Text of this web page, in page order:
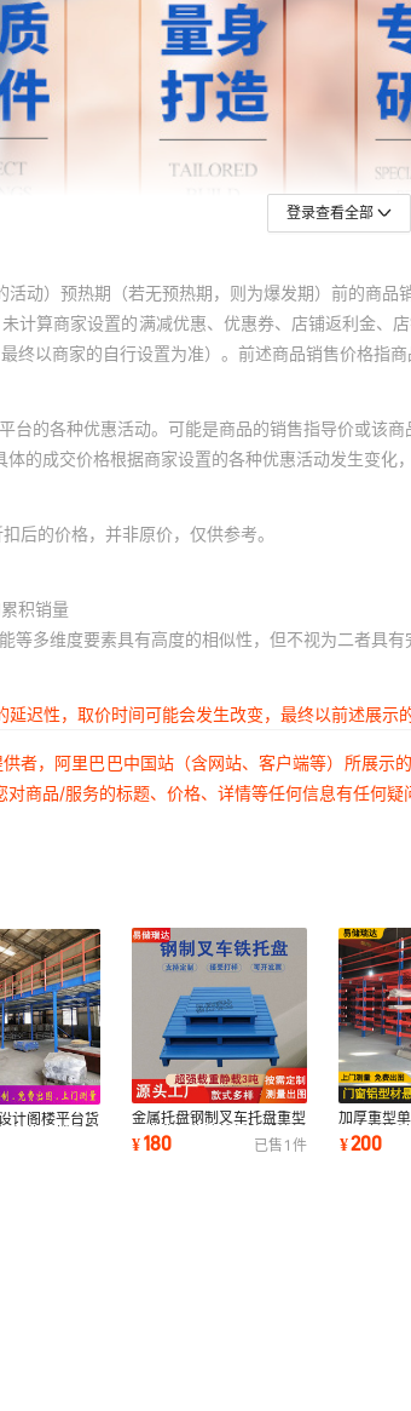
登录查看全部
活动）预热期（若无预热期，则为爆发期）前的商
计算商家设置的满减优惠、优惠券、店铺返利金
以商家的自行设置为准）。前述商品销售价格指
的各种优惠活动。可能是商品的销售指导价或该商
的成交价格根据商家设置的各种优惠活动发生变化
后的价格，并非原价，仅供参考。
积销量
多维度要素具有高度的相似性，但不视为二者具有
迟性，取价时间可能会发生改变，最终以前述展示
者，阿里巴巴中国站（含网站、客户端等）所展
商品/服务的标题、价格、详情等任何信息有任何
计阁楼平台货
结构阁楼重型
金属托盘钢制叉车托盘重型
工业货架物流栈板防潮垫板
冷库承重铁托
¥180 已售 1 件
加厚重型
五金长棒
业存放铁架
¥200